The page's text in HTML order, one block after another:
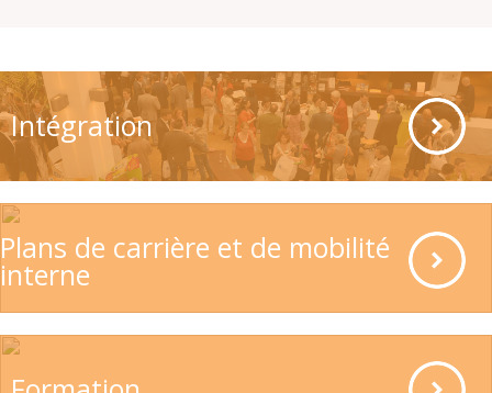
Intégration
Plans de carrière et de mobilité
interne